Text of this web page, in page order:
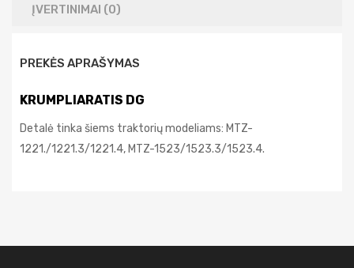
ĮVERTINIMAI (0)
PREKĖS APRAŠYMAS
KRUMPLIARATIS DG
Detalė tinka šiems traktorių modeliams: MTZ-
1221./1221.3/1221.4, MTZ-1523/1523.3/1523.4.